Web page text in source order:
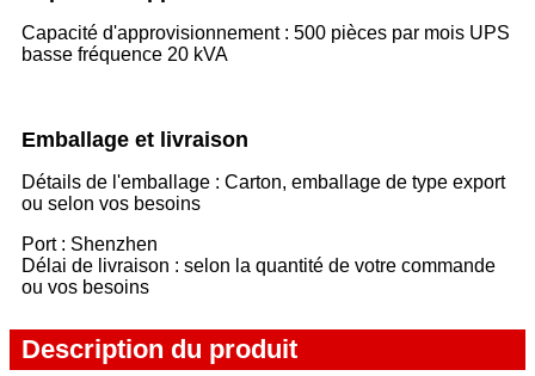
Capacité d'approvisionnement : 500 pièces par mois UPS
basse fréquence 20 kVA
Emballage et livraison
Détails de l'emballage : Carton, emballage de type export
ou selon vos besoins
Port : Shenzhen
Délai de livraison : selon la quantité de votre commande
ou vos besoins
Description du produit